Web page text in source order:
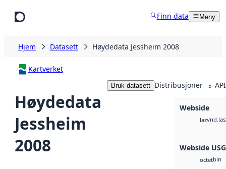
Finn data Meny
Hjem Datasett Høydedata Jessheim 2008
Kartverket
Høydedata
Jessheim
2008
Bruk datasett Distribusjoner 5
Webside
laz
Webside
octetbin